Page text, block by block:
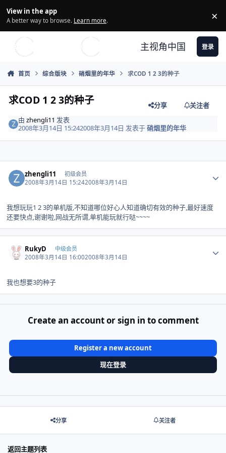
View in the app
A better way to browse. Learn more. ×
主视角中国 登录
首页 综合版块 硝烟里的年华 求COD 1 2 3的种子
求COD 1 2 3的种子 分享
关注者
由zhengli11 发表
2008年3月14日 15:242008年3月14日 发表于硝烟里的年华
zhengli11 初级会员
2008年3月14日 15:242008年3月14日
我想玩玩1 2 3的单机版,不知道哪位好心人知道确切有效的种子,最好速度
还要快点,谢谢啦,网战无所谓,单机能玩就行哒~~~~
RukyD 中级会员
2008年3月14日 16:002008年3月14日
我也想要3的种子
Create an account or sign in to comment
Register a new account
现在登录
分享 关注者
返回主题列表